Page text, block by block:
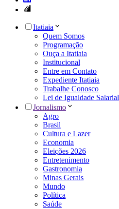
Itatiaia
Quem Somos
Programação
Ouça a Itatiaia
Institucional
Entre em Contato
Expediente Itatiaia
Trabalhe Conosco
Lei de Igualdade Salarial
Jornalismo
Agro
Brasil
Cultura e Lazer
Economia
Eleições 2026
Entretenimento
Gastronomia
Minas Gerais
Mundo
Política
Saúde